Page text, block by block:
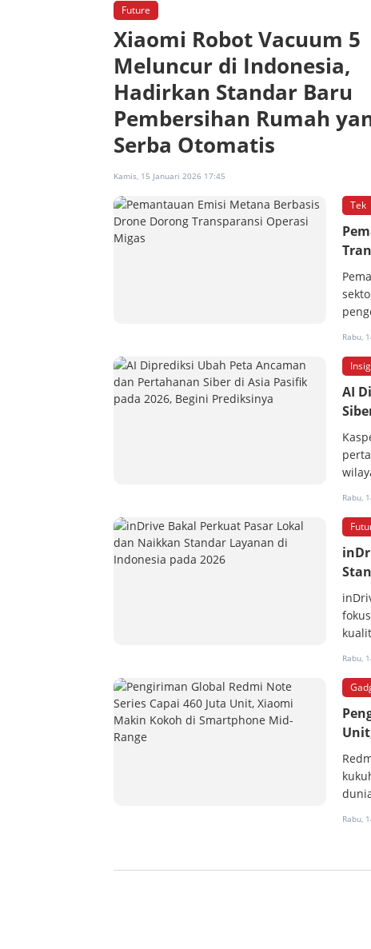
Future
Xiaomi Robot Vacuum 5
Meluncur di Indonesia,
Hadirkan Standar Baru
Pembersihan Rumah
Serba Otomatis
Kamis, 15 Januari 2026 17:45
Tek
Rabu,
AI
Rabu,
Rabu,
Rabu,